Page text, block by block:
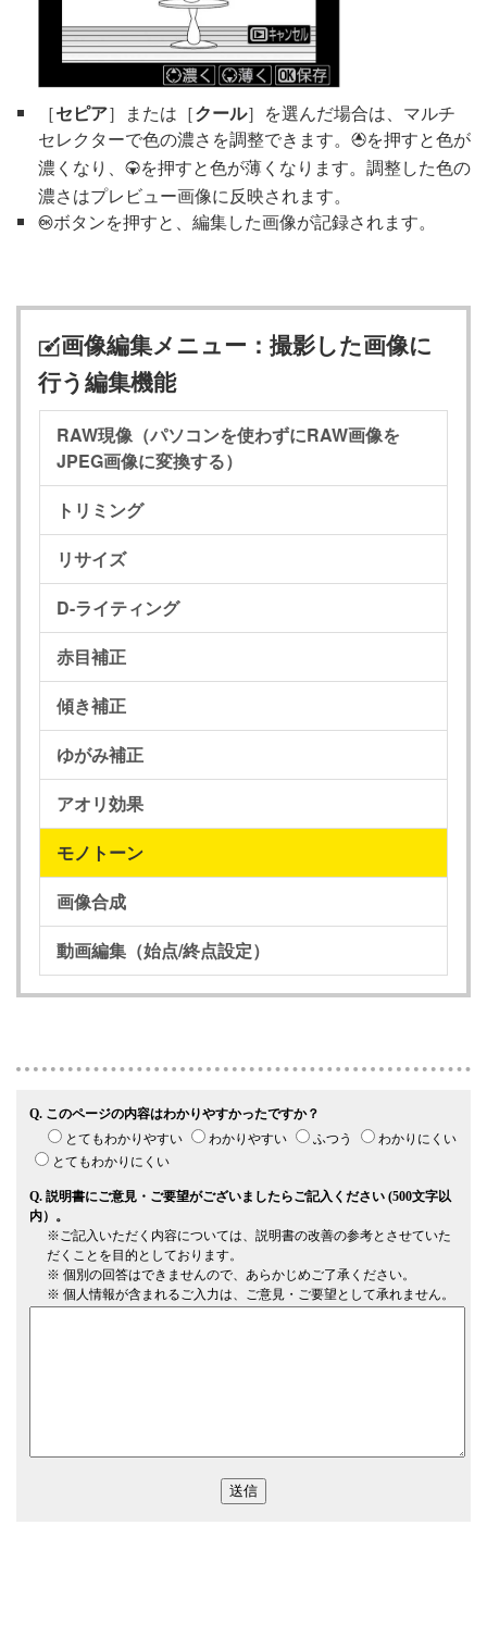
［セピア］または［クール］を選んだ場合は、マルチ
セレクターで色の濃さを調整できます。
1を押すと色が
濃くなり、
3を押すと色が薄くなります。調整した色の
濃さはプレビュー画像に反映されます。
Jボタンを押すと、編集した画像が記録されます。
N画像編集メニュー：撮影した画像に
行う編集機能
RAW現像（パソコンを使わずにRAW画像を
JPEG画像に変換する）
トリミング
リサイズ
D-ライティング
赤目補正
傾き補正
ゆがみ補正
アオリ効果
モノトーン
画像合成
動画編集（始点/終点設定）